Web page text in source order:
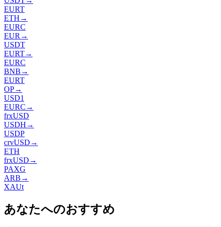
EURT
ETH →
EURC
EUR →
USDT
EURT→
EURC
BNB →
EURT
OP→
USD1
EURC →
frxUSD
USDH →
USDP
crvUSD →
ETH
frxUSD →
PAXG
ARB →
XAUt
あなたへのおすすめ